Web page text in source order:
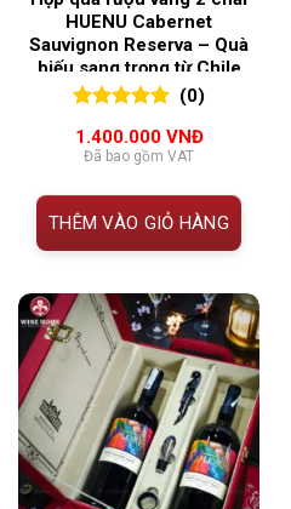
HUENU Cabernet
Sauvignon Reserva – Quà
biếu sang trọng từ Chile
đánh giá
(0)
1.400.000 VNĐ
Đã bao gồm VAT
THÊM VÀO GIỎ HÀNG